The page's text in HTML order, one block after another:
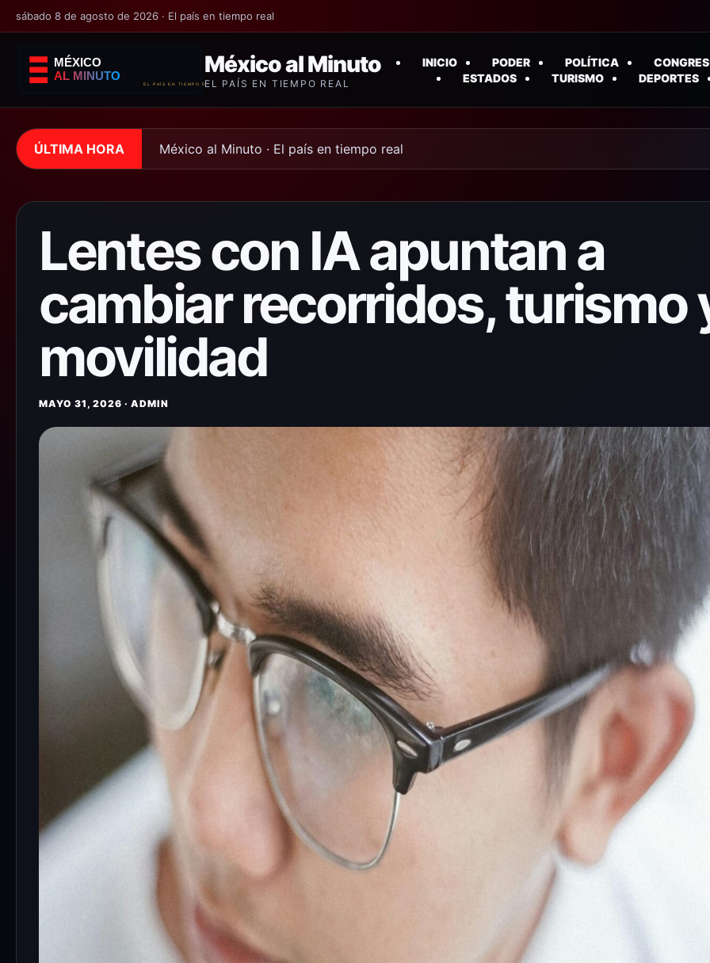
sábado 8 de agosto de 2026 · El país en tiempo real
México al Minuto
EL PAÍS EN TIEMPO REAL
INICIO PODER POLÍTICA
ESTADOS
TURISMO DEPORTES
ÚLTIMA HORA México al Minuto · El país en tiempo real
Lentes con IA apuntan a
cambiar recorridos, turismo
movilidad
MAYO 31, 2026 · ADMIN